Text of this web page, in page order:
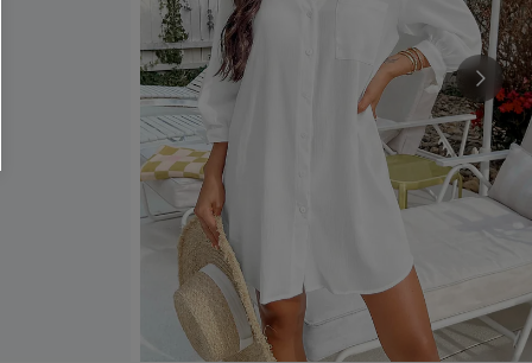
formulario, usted acepta nuestros
, y además acepta recibir correos
de Cupshe en cualquier momento del
compra. Podemos utilizar la
y ofertas adaptados a su perfil.